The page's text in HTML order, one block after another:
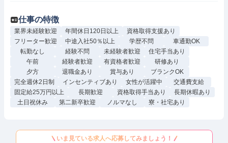
仕事の特徴
業界未経験歓迎 年間休日120日以上
資格取得支援あり
フリーター歓迎
中途入社50％以上 学歴不問
車通勤OK
転勤なし
経験不問 未経験者歓迎
住宅手当あり
午前
経験者歓迎 有資格者歓迎
研修あり
夕方
退職金あり 賞与あり
ブランクOK
完全週休2日制
インセンティブあり 女性が活躍中
交通費支給
固定給25万円以上
長期歓迎 資格取得手当あり
長期休暇あり
土日祝休み
第二新卒歓迎 ノルマなし 寮・社宅あり
いま見ている求人へ応募してみましょう！